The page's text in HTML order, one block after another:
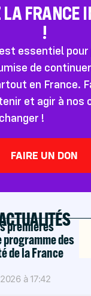
LA FRANCE
!
essentiel
de
en France.
et agir à nos
!
FAIRE UN DON
premières
des
de la France
à 17:42